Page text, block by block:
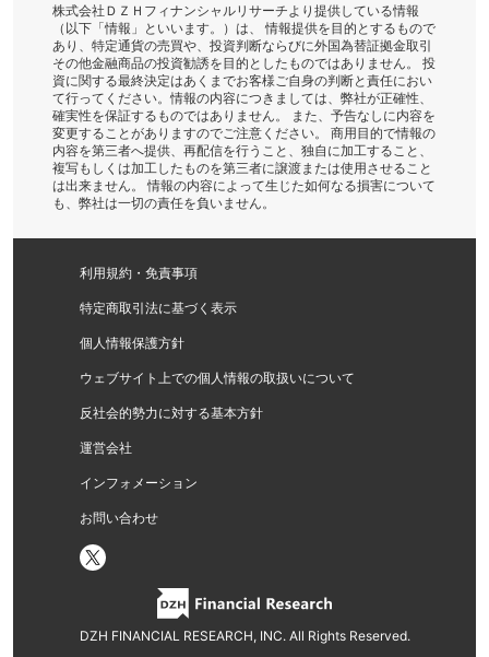
株式会社ＤＺＨフィナンシャルリサーチより提供している情報
（以下「情報」といいます。）は、 情報提供を目的とするもので
あり、特定通貨の売買や、投資判断ならびに外国為替証拠金取引
その他金融商品の投資勧誘を目的としたものではありません。 投
資に関する最終決定はあくまでお客様ご自身の判断と責任におい
て行ってください。情報の内容につきましては、弊社が正確性、
確実性を保証するものではありません。 また、予告なしに内容を
変更することがありますのでご注意ください。 商用目的で情報の
内容を第三者へ提供、再配信を行うこと、独自に加工すること、
複写もしくは加工したものを第三者に譲渡または使用させること
は出来ません。 情報の内容によって生じた如何なる損害について
も、弊社は一切の責任を負いません。
利用規約・免責事項
特定商取引法に基づく表示
個人情報保護方針
ウェブサイト上での個人情報の取扱いについて
反社会的勢力に対する基本方針
運営会社
インフォメーション
お問い合わせ
DZH FINANCIAL RESEARCH, INC. All Rights Reserved.